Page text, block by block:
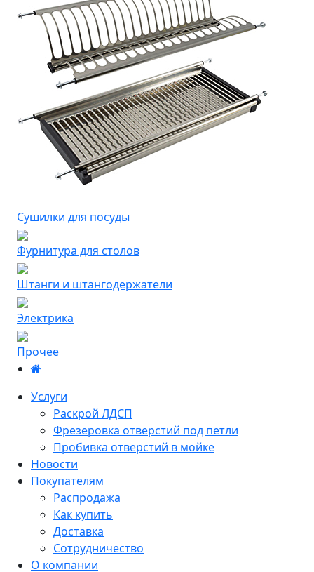
Сушилки для посуды
Фурнитура для столов
Штанги и штангодержатели
Электрика
Прочее
Услуги
Раскрой ЛДСП
Фрезеровка отверстий под петли
Пробивка отверстий в мойке
Новости
Покупателям
Распродажа
Как купить
Доставка
Сотрудничество
О компании